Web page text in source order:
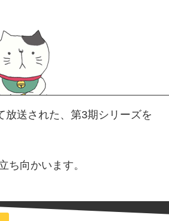
送された、第3期シリーズを
ち向かいます。